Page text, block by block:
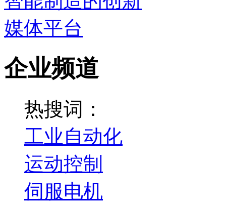
企业频道
热搜词：
工业自动化
运动控制
伺服电机